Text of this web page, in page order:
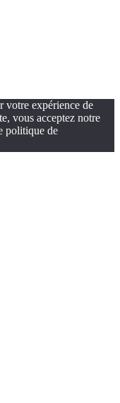
votre expérience de
vous acceptez notre
politique de